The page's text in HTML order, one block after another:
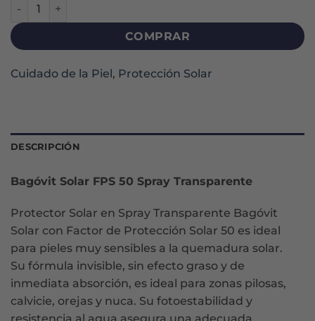
COMPRAR
Cuidado de la Piel, Protección Solar
DESCRIPCIÓN
Bagóvit Solar FPS 50 Spray Transparente
Protector Solar en Spray Transparente Bagóvit
Solar con Factor de Protección Solar 50 es ideal
para pieles muy sensibles a la quemadura solar.
Su fórmula invisible, sin efecto graso y de
inmediata absorción, es ideal para zonas pilosas,
calvicie, orejas y nuca. Su fotoestabilidad y